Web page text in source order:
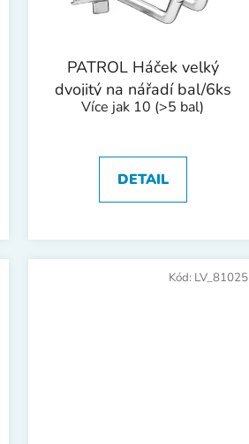
PATROL Háček velký
dvojitý na nářadí bal/6ks
Více jak 10 (>5 bal)
DETAIL
Kód: LV_81025